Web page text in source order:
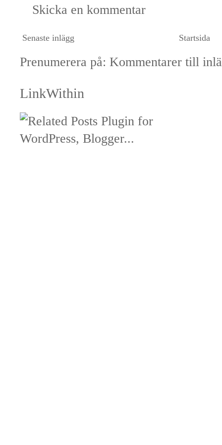
Skicka en kommentar
Senaste inlägg Startsida
Prenumerera på: Kommentarer till
LinkWithin